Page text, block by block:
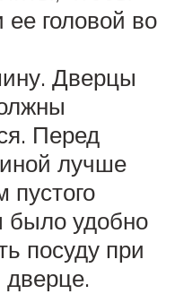
головой во
Дверцы
Перед
лучше
пустого
было удобно
посуду при